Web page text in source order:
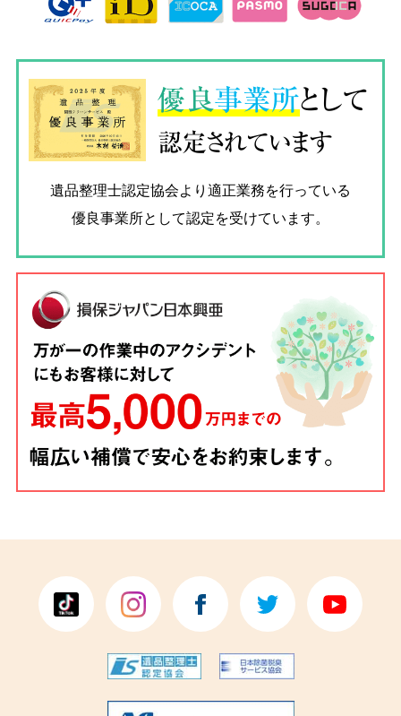
優良事業所として
認定されています
遺品整理士認定協会より適正業務を行っている
優良事業所として認定を受けています。